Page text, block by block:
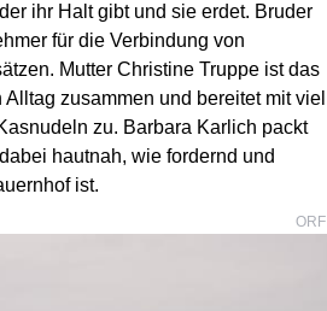
ihr Halt gibt und sie erdet. Bruder
für die Verbindung von
Mutter Christine Truppe ist das
zusammen und bereitet mit viel
zu. Barbara Karlich packt
hautnah, wie fordernd und
ist.
ORF